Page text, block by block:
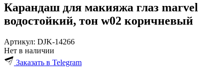
Карандаш для макияжа глаз marvel
водостойкий, тон w02 коричневый
Артикул: DJK-14266
Нет в наличии
Заказать в Telegram